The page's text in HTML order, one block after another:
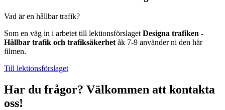
Vad är en hållbar trafik?
Som en väg in i arbetet till lektionsförslaget Designa trafiken -
Hållbar trafik och trafiksäkerhet åk 7-9 använder ni den här
filmen.
Till lektionsförslaget
Har du frågor? Välkommen att kontakta
oss!